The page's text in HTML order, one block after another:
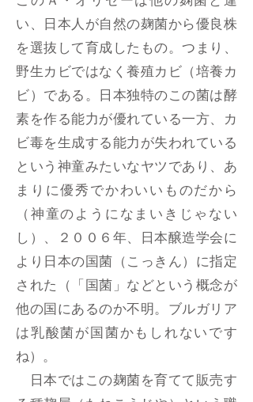
い、日本人が自然の麹菌から優良株
を選抜して育成したもの。つまり、
野生カビではなく養殖カビ（培養カ
ビ）である。日本独特のこの菌は酵
素を作る能力が優れている一方、カ
ビ毒を生成する能力が失われている
という神童みたいなヤツであり、あ
まりに優秀でかわいいものだから
（神童のようになまいきじゃない
し）、２００６年、日本醸造学会に
より日本の国菌（こっきん）に指定
された（「国菌」などという概念が
他の国にあるのか不明。ブルガリア
は乳酸菌が国菌かもしれないです
ね）。
日本ではこの麹菌を育てて販売す